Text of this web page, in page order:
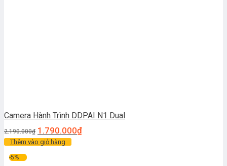
Camera Hành Trình DDPAI N1 Dual
2.190.000₫ 1.790.000₫
Thêm vào giỏ hàng
-5%